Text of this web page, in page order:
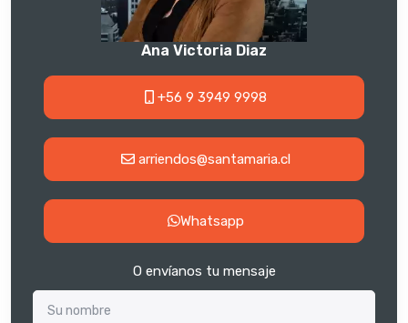
Ana Victoria Diaz
+56 9 3949 9998
arriendos@santamaria.cl
Whatsapp
O envíanos tu mensaje